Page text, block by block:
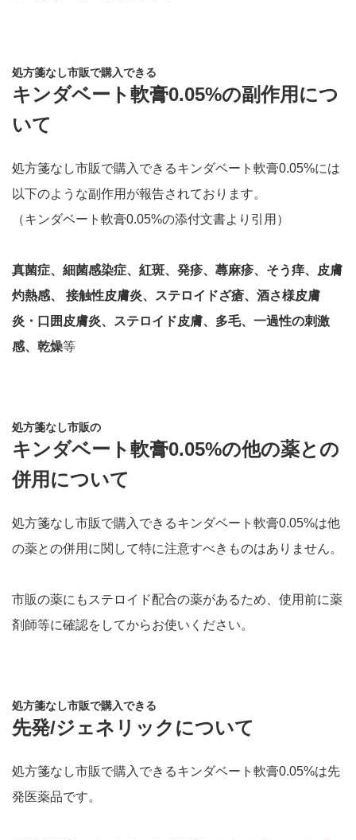
処方箋なし市販で購入できる
キンダベート軟膏0.05%の副作用につ
いて
処方箋なし市販で購入できるキンダベート軟膏0.05%には
以下のような副作用が報告されております。
（キンダベート軟膏0.05%の添付文書より引用）
真菌症、細菌感染症、紅斑、発疹、蕁麻疹、そう痒、皮膚
灼熱感、 接触性皮膚炎、ステロイドざ瘡、酒さ様皮膚
炎・口囲皮膚炎、ステロイド皮膚、多毛、一過性の刺激
感、乾燥等
処方箋なし市販の
キンダベート軟膏0.05%の他の薬との
併用について
処方箋なし市販で購入できるキンダベート軟膏0.05%は他
の薬との併用に関して特に注意すべきものはありません。
市販の薬にもステロイド配合の薬があるため、使用前に薬
剤師等に確認をしてからお使いください。
処方箋なし市販で購入できる
先発/ジェネリックについて
処方箋なし市販で購入できるキンダベート軟膏0.05%は先
発医薬品です。